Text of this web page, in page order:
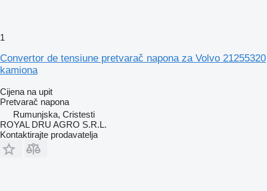
1
Convertor de tensiune pretvarač napona za Volvo 21255320
kamiona
Cijena na upit
Pretvarač napona
Rumunjska, Cristesti
ROYAL DRU AGRO S.R.L.
Kontaktirajte prodavatelja